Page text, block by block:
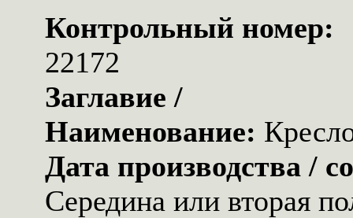
Контрольный номер:
22172
Заглавие /
Наименование:
Дата производства /
Середина или вторая